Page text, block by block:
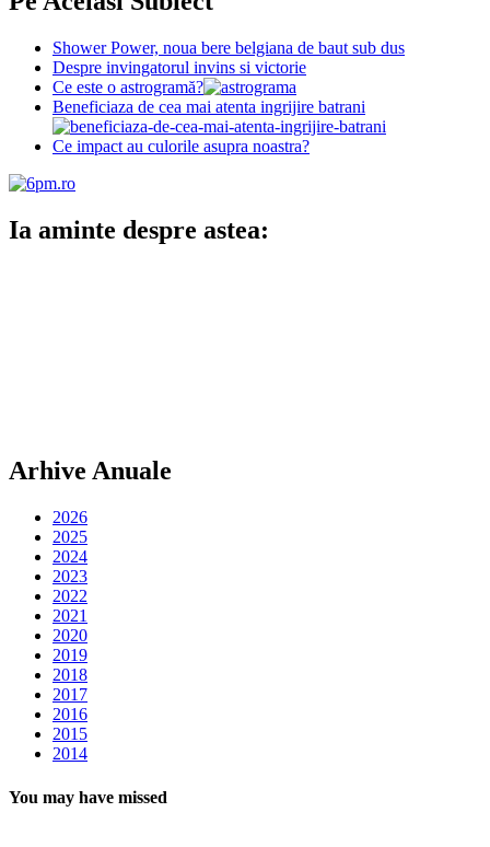
Shower Power, noua bere belgiana de baut sub dus
Despre invingatorul invins si victorie
Ce este o astrogramă?
Beneficiaza de cea mai atenta ingrijire batrani
Ce impact au culorile asupra noastra?
Ia aminte despre astea:
Arhive Anuale
2026
2025
2024
2023
2022
2021
2020
2019
2018
2017
2016
2015
2014
You may have missed